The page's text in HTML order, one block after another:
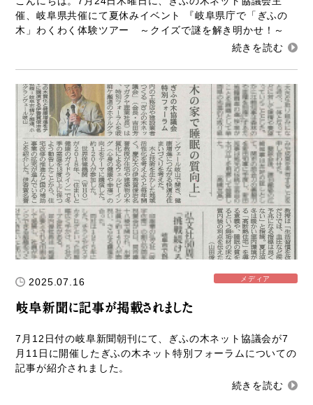
催、岐阜県共催にて夏休みイベント 『岐阜県庁で「ぎふの
木」わくわく体験ツアー ～クイズで謎を解き明かせ！～
2025.07.16 メディア
岐阜新聞に記事が掲載されました
7月12日付の岐阜新聞朝刊にて、ぎふの木ネット協議会が7
月11日に開催したぎふの木ネット特別フォーラムについての
記事が紹介されました。